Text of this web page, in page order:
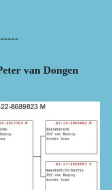
van Dongen